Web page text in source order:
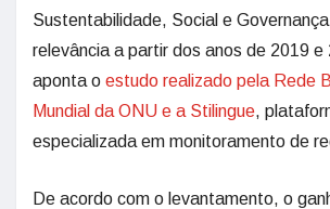
Sustentabilidade, Social e
relevância a partir dos anos de 2019 e
aponta o estudo realizado pela Rede
Mundial da ONU e a Stilingue,
especializada em monitoramento de
De acordo com o levantamento, o